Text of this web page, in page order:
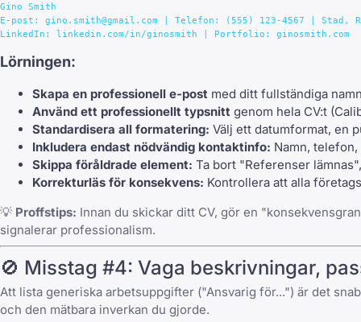
Gino Smith
E-post: gino.smith@gmail.com | Telefon: (555) 123-4567 | Stad,
Lörningen:
Skapa en professionell e-post med ditt fullständiga
Använd ett professionellt typsnitt genom hela CV:t
Standardisera all formatering: Välj ett datumformat, en
Inkludera endast nödvändig kontaktinfo: Namn,
Skippa föråldrade element: Ta bort "Referenser
Korrekturläs för konsekvens: Kontrollera att alla
💡 Proffstips: Innan du skickar ditt CV, gör en
signalerar professionalism.
🚫 Misstag #4: Vaga beskrivningar,
Att lista generiska arbetsuppgifter ("Ansvarig för...") är det
och den mätbara inverkan du gjorde.